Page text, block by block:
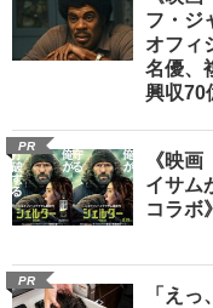
フ・ジ
オフィ
名優、
興収70
PR
《映
イサム
コラボ》
PR
「え